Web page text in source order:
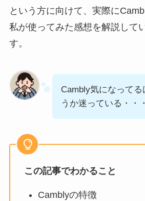
という方に向けて、実際に
私が使ってみた感想を解説して
す。
Cambly気になってる
うか迷っている・・・
この記事でわかること
Camblyの特徴